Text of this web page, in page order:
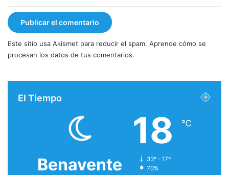
Este sitio usa Akismet para reducir el spam. Aprende cómo se
procesan los datos de tus comentarios.
El Tiempo
Benavente
18 ℃
33º - 17º
70%